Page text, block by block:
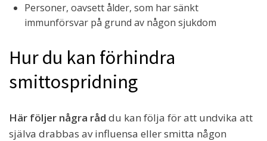
Personer, oavsett ålder, som har sänkt
immunförsvar på grund av någon sjukdom
Hur du kan förhindra
smittospridning
Här följer några råd du kan följa för att undvika att
själva drabbas av influensa eller smitta någon